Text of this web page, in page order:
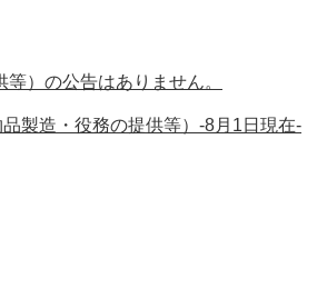
）の公告はありません。
製造・役務の提供等）-8月1日現在-